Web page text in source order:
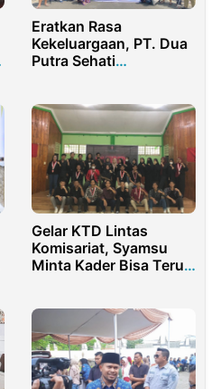
Eratkan Rasa
Kekeluargaan, PT. Dua
Putra Sehati
Gelar KTD Lintas
Komisariat, Syamsu
Minta Kader Bisa Terus